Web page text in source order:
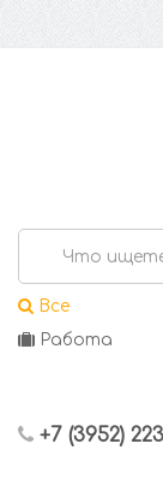
Все
Работа
+7 (3952)